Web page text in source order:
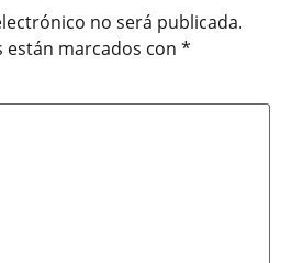
no será publicada.
marcados con *